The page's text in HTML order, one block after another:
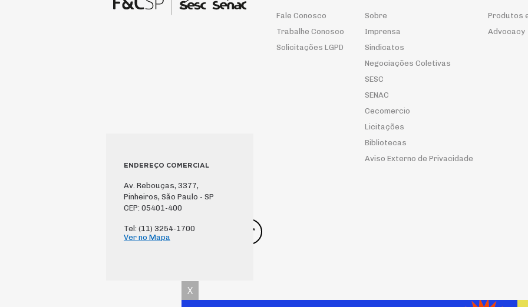
Fale Conosco
Trabalhe Conosco
Solicitações LGPD
Sobre
Imprensa
Sindicatos
Negociações Coletivas
SESC
SENAC
Cecomercio
Licitações
Bibliotecas
Aviso Externo de Privacidade
Produtos
Advocacy
ENDEREÇO COMERCIAL
Av. Rebouças, 3377,
Pinheiros, São Paulo - SP
CEP: 05401-400
Tel: (11) 3254-1700
Ver no Mapa
X